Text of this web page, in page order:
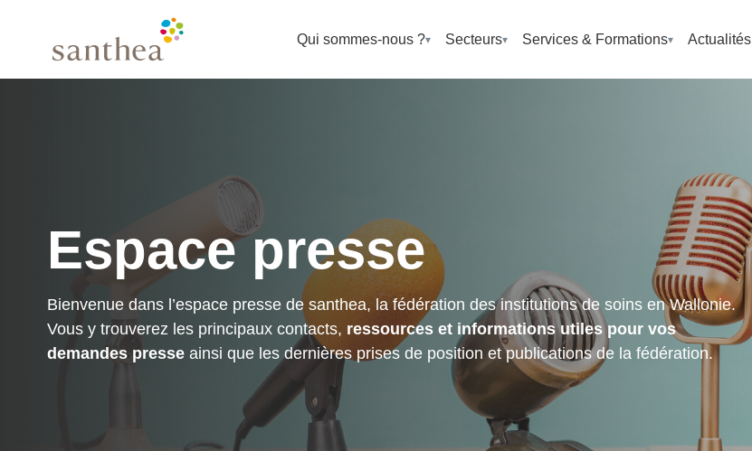
Qui sommes-nous ? Secteurs Services & Formations Actualités
Espace presse
Bienvenue dans l’espace presse de santhea, la fédération des institutions de soins en Wallonie.
Vous y trouverez les principaux contacts, ressources et informations utiles pour vos
demandes presse ainsi que les dernières prises de position et publications de la fédération.